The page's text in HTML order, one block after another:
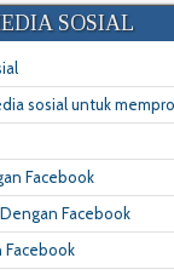
SOSIAL
sosial untuk
Facebook
Facebook
Facebook